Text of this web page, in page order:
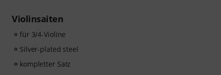
Violinsaiten
für 3/4-Violine
Silver-plated steel
kompletter Satz